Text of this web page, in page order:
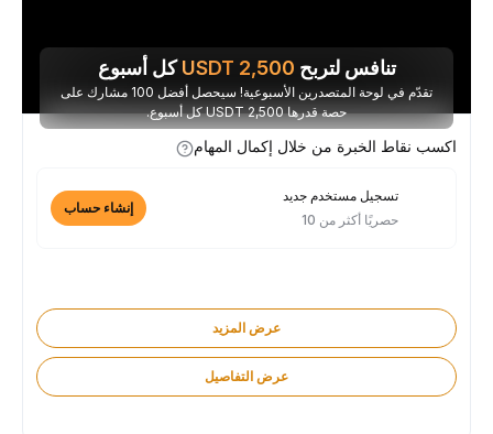
تنافس لتربح 2,500
USDTكل أسبوع
تقدّم في لوحة المتصدرين الأسبوعية! سيحصل أفضل 100 مشارك على
حصة قدرها 2,500 USDT كل أسبوع.
اكسب نقاط الخبرة من خلال إكمال المهام
تسجيل مستخدم جديد
حصريًا أكثر من 10
إنشاء حساب
عرض المزيد
عرض التفاصيل